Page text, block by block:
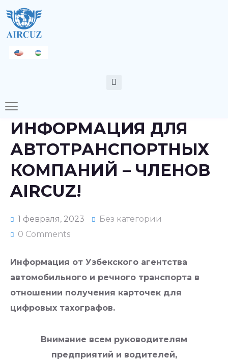
ИНФОРМАЦИЯ ДЛЯ
АВТОТРАНСПОРТНЫХ
КОМПАНИЙ – ЧЛЕНОВ
AIRCUZ!
1 февраля, 2023
Без категории
0 Comments
Информация от Узбекского агентства
автомобильного и речного транспорта в
отношении получения карточек для
цифровых тахографов.
Внимание всем руководителям
предприятий и водителей,